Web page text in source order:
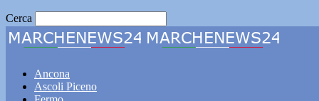
Cerca
Ancona
Ascoli Piceno